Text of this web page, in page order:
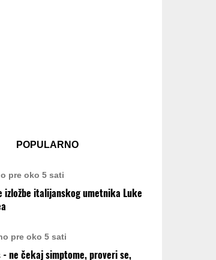
POPULARNO
pre oko 5 sati
izložbe italijanskog umetnika Luke
pre oko 5 sati
- ne čekaj simptome, proveri se,